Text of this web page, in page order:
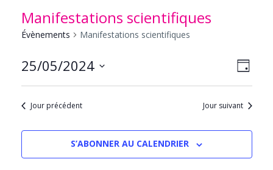
Manifestations scientifiques
Évènements Manifestations scientifiques
PAR
de
vues
JOUR
25/05/2024
date.Jour précédent Jour suivant
S’ABONNER AU CALENDRIER